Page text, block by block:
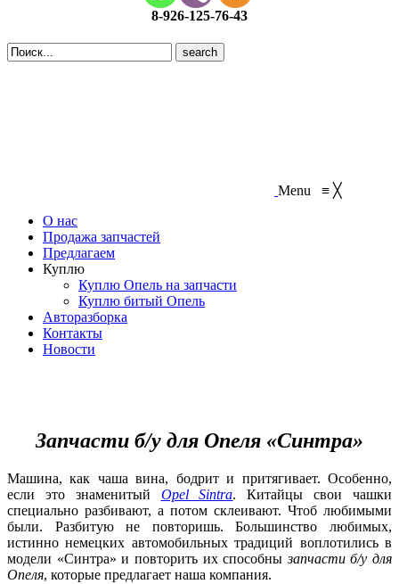
8-926-125-76-43
Search
for:
Menu ≡ ╳
О нас
Продажа запчастей
Предлагаем
Куплю
Куплю Опель на запчасти
Куплю битый Опель
Авторазборка
Контакты
Новости
Запчасти б/у для Опеля «Синтра»
Машина, как чаша вина, бодрит и притягивает. Особенно,
если это знаменитый Opel Sintra. Китайцы свои чашки
специально разбивают, а потом склеивают. Чтоб любимыми
были. Разбитую не повторишь. Большинство любимых,
истинно немецких автомобильных традиций воплотились в
модели «Синтра» и повторить их способнызапчасти б/у для
Опеля, которые предлагает наша компания.